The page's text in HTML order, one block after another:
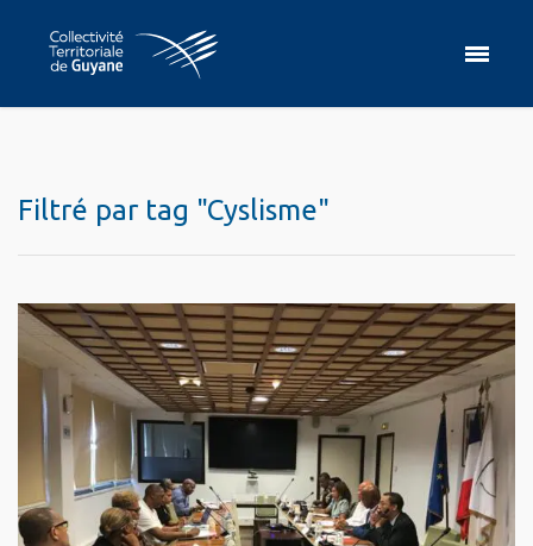
Filtré par tag "Cyslisme"